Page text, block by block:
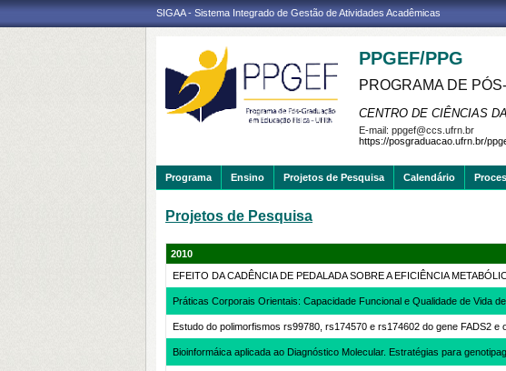
SIGAA - Sistema Integrado de Gestão de Atividades Acadêmicas
PPGEF/PPG
PROGRAMA DE
CENTRO DE CIÊNCIAS
E-mail: ppgef@ccs.ufrn.br
https://posgraduacao.ufrn.br/
Programa Ensino Projetos de Pesquisa Calendário
Projetos de Pesquisa
2010
EFEITO DA CADÊNCIA DE PEDALADA SOBRE A EFICIÊNCIA
Práticas Corporais Orientais: Capacidade Funcional e Qualidade de Vida
Estudo do polimorfismos rs99780, rs174570 e rs174602 do gene FADS2
Bioinformáica aplicada ao Diagnóstico Molecular. Estratégias para